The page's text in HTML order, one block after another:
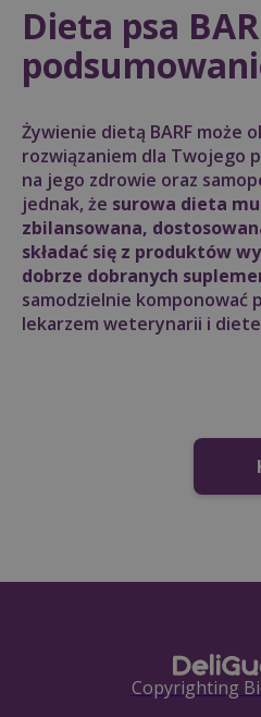
Dieta psa
Żywienie dietą BARF może
rozwiązaniem dla Twojego
na jego zdrowie oraz
jednak, że surowa dieta
zbilansowana,
składać się z produktów
dobrze dobranych
samodzielnie komponować
lekarzem weterynarii i
Copyrighting